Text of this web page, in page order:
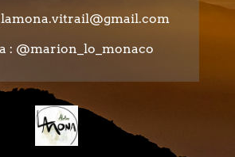
@gmail.com
: @marion_lo_monaco